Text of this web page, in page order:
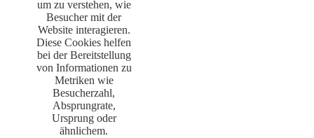
um zu verstehen, wie
Besucher mit der
Website interagieren.
Diese Cookies helfen
bei der Bereitstellung
von Informationen zu
Metriken wie
Besucherzahl,
Absprungrate,
Ursprung oder
ähnlichem.